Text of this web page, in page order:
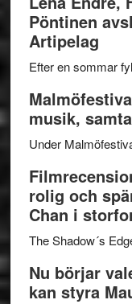
Pöntinen
Artipelag
Efter en sommar
musik,
Under
rolig och
Chan i
The Shadow´s
Nu börjar
kan styra